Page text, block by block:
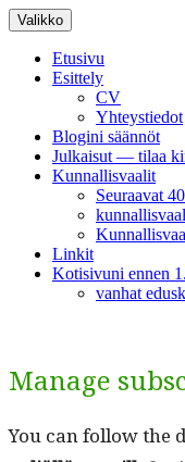
Siirry
sisältöön
Valikko
Etusivu
Esittely
CV
Yhteystiedot
Blogini säännöt
Julkaisut — tilaa
Kunnallisvaalit
Seuraavat
Linkit
Kotisivuni ennen
vanhat
Manage
You can fol­low the